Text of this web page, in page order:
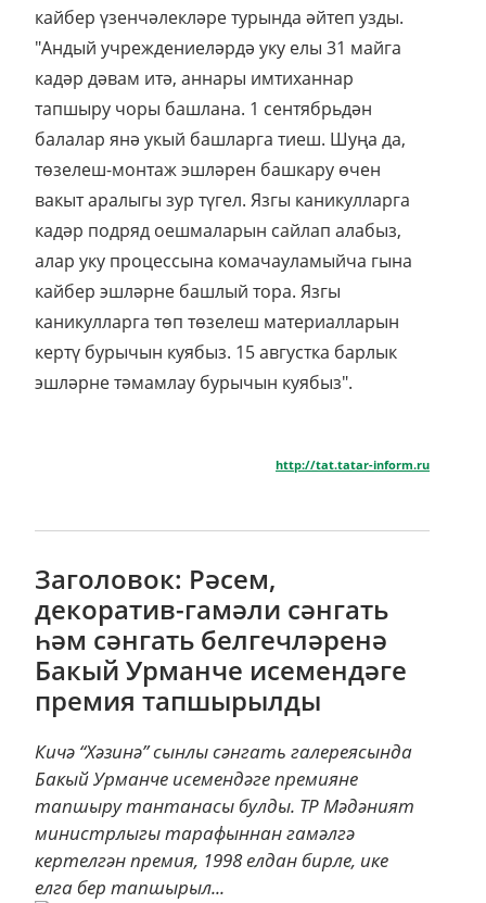
кайбер үзенчәлекләре турында әйтеп узды.
"Андый учреждениеләрдә уку елы 31 майга
кадәр дәвам итә, аннары имтиханнар
тапшыру чоры башлана. 1 сентябрьдән
балалар янә укый башларга тиеш. Шуңа да,
төзелеш-монтаж эшләрен башкару өчен
вакыт аралыгы зур түгел. Язгы каникулларга
кадәр подряд оешмаларын сайлап алабыз,
алар уку процессына комачауламыйча гына
кайбер эшләрне башлый тора. Язгы
каникулларга төп төзелеш материалларын
кертү бурычын куябыз. 15 августка барлык
эшләрне тәмамлау бурычын куябыз".
http://tat.tatar-inform.ru
Заголовок: Рәсем,
декоратив-гамәли сәнгать
һәм сәнгать белгечләренә
Бакый Урманче исемендәге
премия тапшырылды
Кичә “Хәзинә” сынлы сәнгать галереясында
Бакый Урманче исемендәге премияне
тапшыру тантанасы булды. ТР Мәдәният
министрлыгы тарафыннан гамәлгә
кертелгән премия, 1998 елдан бирле, ике
елга бер тапшырыл...